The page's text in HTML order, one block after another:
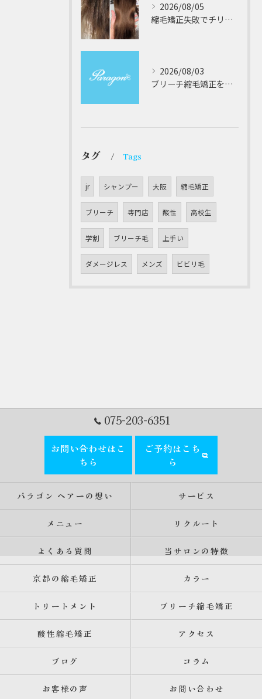
2026/08/05
縮毛矯正失敗でチリチリジリジリの髪をビビり直し専門が丁寧に修復する方法解説
2026/08/03
ブリーチ縮毛矯正を安全に受けるための大阪府対応サロン選びと髪質改善のポイント
タグ Tags
jr シャンプー 大阪 縮毛矯正
ブリーチ 専門店 酸性 高校生
学割 ブリーチ毛 上手い
ダメージレス メンズ ビビリ毛
075-203-6351
お問い合わせはこ
ちら
ご予約はこち
ら
パラゴン ヘアーの想い サービス
メニュー リクルート
よくある質問 当サロンの特徴
京都の縮毛矯正 カラー
トリートメント ブリーチ縮毛矯正
酸性縮毛矯正 アクセス
ブログ コラム
お客様の声 お問い合わせ